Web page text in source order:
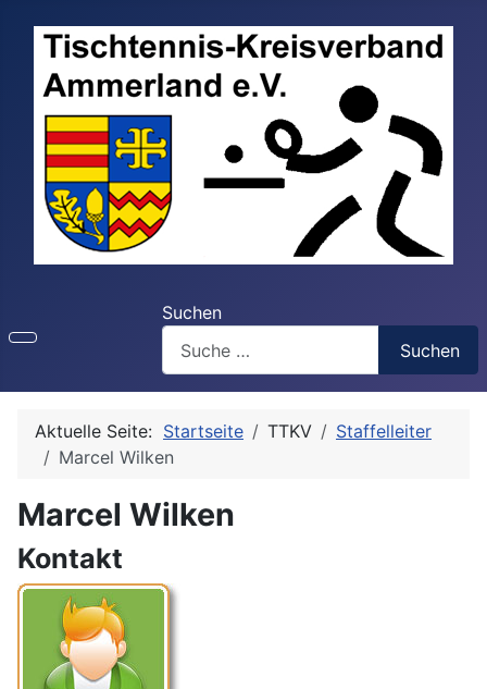
Suchen
Suchen
Aktuelle Seite: Startseite TTKV
Staffelleiter
Marcel Wilken
Marcel Wilken
Kontakt